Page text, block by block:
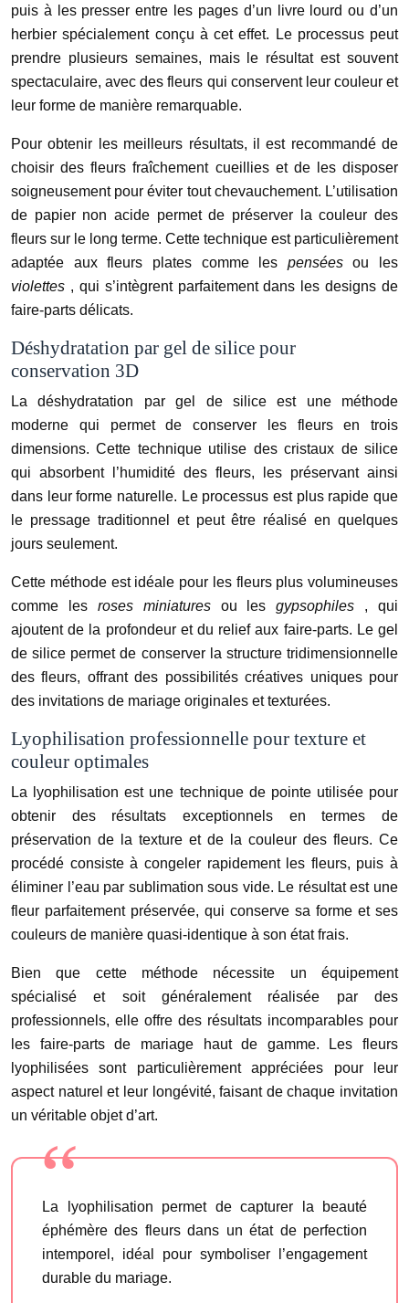
puis à les presser entre les pages d’un livre lourd ou d’un
herbier spécialement conçu à cet effet. Le processus peut
prendre plusieurs semaines, mais le résultat est souvent
spectaculaire, avec des fleurs qui conservent leur couleur et
leur forme de manière remarquable.
Pour obtenir les meilleurs résultats, il est recommandé de
choisir des fleurs fraîchement cueillies et de les disposer
soigneusement pour éviter tout chevauchement. L’utilisation
de papier non acide permet de préserver la couleur des
fleurs sur le long terme. Cette technique est particulièrement
adaptée aux fleurs plates comme les penséesou les
violettes , qui s’intègrent parfaitement dans les designs de
faire-parts délicats.
Déshydratation par gel de silice pour
conservation 3D
La déshydratation par gel de silice est une méthode
moderne qui permet de conserver les fleurs en trois
dimensions. Cette technique utilise des cristaux de silice
qui absorbent l’humidité des fleurs, les préservant ainsi
dans leur forme naturelle. Le processus est plus rapide que
le pressage traditionnel et peut être réalisé en quelques
jours seulement.
Cette méthode est idéale pour les fleurs plus volumineuses
comme les roses miniatures ou lesgypsophiles , qui
ajoutent de la profondeur et du relief aux faire-parts. Le gel
de silice permet de conserver la structure tridimensionnelle
des fleurs, offrant des possibilités créatives uniques pour
des invitations de mariage originales et texturées.
Lyophilisation professionnelle pour texture et
couleur optimales
La lyophilisation est une technique de pointe utilisée pour
obtenir des résultats exceptionnels en termes de
préservation de la texture et de la couleur des fleurs. Ce
procédé consiste à congeler rapidement les fleurs, puis à
éliminer l’eau par sublimation sous vide. Le résultat est une
fleur parfaitement préservée, qui conserve sa forme et ses
couleurs de manière quasi-identique à son état frais.
Bien que cette méthode nécessite un équipement
spécialisé et soit généralement réalisée par des
professionnels, elle offre des résultats incomparables pour
les faire-parts de mariage haut de gamme. Les fleurs
lyophilisées sont particulièrement appréciées pour leur
aspect naturel et leur longévité, faisant de chaque invitation
un véritable objet d’art.
La lyophilisation permet de capturer la beauté
éphémère des fleurs dans un état de perfection
intemporel, idéal pour symboliser l’engagement
durable du mariage.